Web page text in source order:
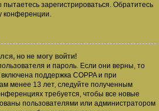
зарегистрироваться. Обратитесь
конференции.
но не могу войти!
и пароль. Если они верны, то
поддержка COPPA и при
менее 13 лет, следуйте полученным
требуется, чтобы все новые
пользователями или администратором